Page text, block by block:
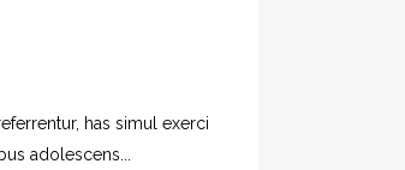
has simul exerci
adolescens...